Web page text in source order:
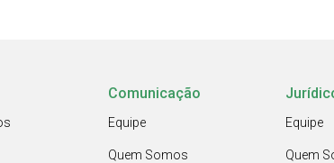
Comunicação
Equipe
Quem Somos
Equipe
Quem